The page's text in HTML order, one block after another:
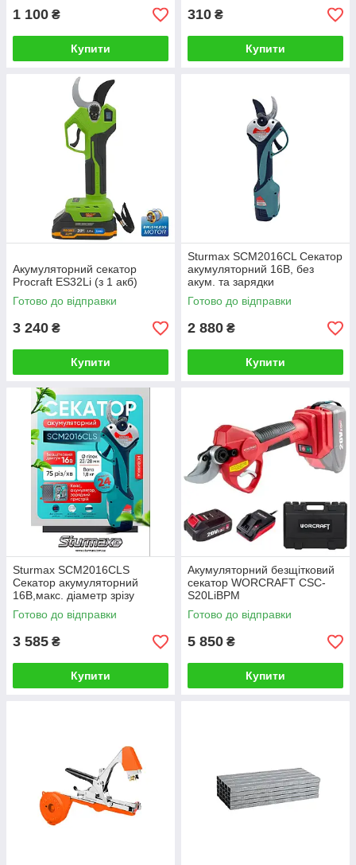
1 100 ₴
Купити
310 ₴
Купити
Акумуляторний секатор
Procraft ES32Li (з 1 акб)
Готово до відправки
3 240 ₴
Купити
Sturmax SCM2016CL Секатор
акумуляторний 16В, без
акум. та зарядки
Готово до відправки
2 880 ₴
Купити
Sturmax SCM2016CLS
Секатор акумуляторний
16В,макс. діаметр зрізу
28мм, кейс, зарядка, акум.
Готово до відправки
3 585 ₴
Купити
Акумуляторний безщітковий
секатор WORCRAFT CSC-
S20LiBPM
Готово до відправки
5 850 ₴
Купити